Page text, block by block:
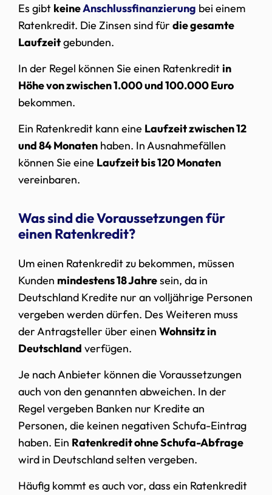
Es gibt keineAnschlussfinanzierung bei einem
Ratenkredit. Die Zinsen sind für die gesamte
Laufzeitgebunden.
In der Regel können Sie einen Ratenkreditin
Höhe von zwischen 1.000 und 100.000 Euro
bekommen.
Ein Ratenkredit kann eine Laufzeit zwischen 12
und 84 Monaten haben. In Ausnahmefällen
können Sie eine Laufzeit bis 120 Monaten
vereinbaren.
Was sind die Voraussetzungen für
einen Ratenkredit?
Um einen Ratenkredit zu bekommen, müssen
Kunden mindestens 18 Jahresein, da in
Deutschland Kredite nur an volljährige Personen
vergeben werden dürfen. Des Weiteren muss
der Antragsteller über einen Wohnsitz in
Deutschland verfügen.
Je nach Anbieter können die Voraussetzungen
auch von den genannten abweichen. In der
Regel vergeben Banken nur Kredite an
Personen, die keinen negativen Schufa-Eintrag
haben. Ein Ratenkredit ohne Schufa-Abfrage
wird in Deutschland selten vergeben.
Häufig kommt es auch vor, dass ein Ratenkredit